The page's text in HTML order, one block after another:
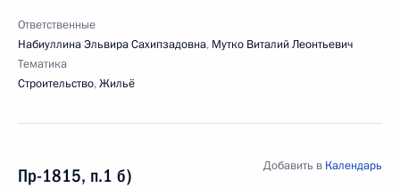
Ответственные
Набиуллина Эльвира Сахипзадовна, Мутко Виталий Леонтьевич
Тематика
Строительство,Жильё
Пр-1815, п.1 б)
Добавить в Календарь